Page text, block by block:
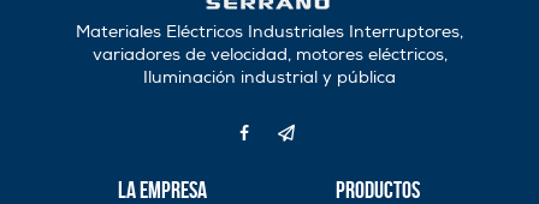
Materiales Eléctricos Industriales Interruptores,
variadores de velocidad, motores eléctricos,
Iluminación industrial y pública
La Empresa Productos